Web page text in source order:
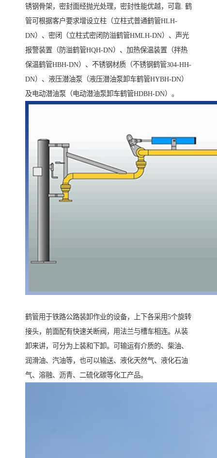
锈钢骨架，密封面经抛光处理，密封性能优越，可靠. 鹤
管可根据客户要求增设立柱（立柱式普通鹤管HLH-
DN）、密闭（立柱式密闭防溢鹤管HMLH-DN）、声光
报警装置（防溢鹤管HQH-DN）、加热保温装置（拌热
保温鹤管HBH-DN）、不锈钢材质（不锈钢鹤管304-HH-
DN）、液压潜油泵（液压潜油泵卸车鹤管HYBH-DN）
及电动潜油泵（电动潜油泵卸车鹤管HDBH-DN）。
鹤管用于铁路公路装卸作业的设备，上下各采用5个旋转
接头，前面配有快速关断阀，用法兰与槽车相连。从装
卸来讲，可分为上装和下卸。可输运有介质的、柴油、
润滑油、汽油等，也可以输送、液化天然气、液化石油
气、溶融、沥青、二硫化碳等化工产品。